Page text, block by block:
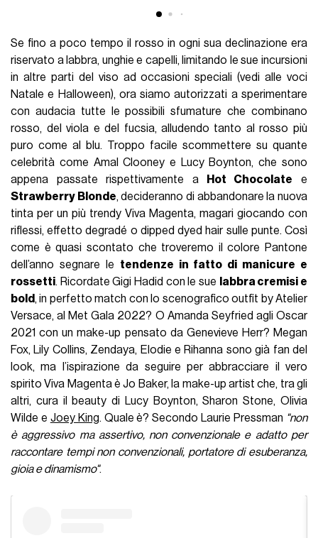
Se fino a poco tempo il rosso in ogni sua declinazione era
riservato a labbra, unghie e capelli, limitando le sue incursioni
in altre parti del viso ad occasioni speciali (vedi alle voci
Natale e Halloween), ora siamo autorizzati a sperimentare
con audacia tutte le possibili sfumature che combinano
rosso, del viola e del fucsia, alludendo tanto al rosso più
puro come al blu. Troppo facile scommettere su quante
celebrità come Amal Clooney e Lucy Boynton, che sono
appena passate rispettivamente a
Hot Chocolate e
Strawberry Blonde, decideranno di abbandonare la nuova
tinta per un più trendy Viva Magenta, magari giocando con
riflessi, effetto degradé o dipped dyed hair sulle punte. Così
come è quasi scontato che troveremo il colore Pantone
dell’anno segnare le tendenze in fatto di manicure e
rossetti. Ricordate Gigi Hadid con le sue
labbra cremisi e
bold , in perfetto match con lo scenografico outfit by Atelier
Versace, al Met Gala 2022? O Amanda Seyfried agli Oscar
2021 con un make-up pensato da Genevieve Herr? Megan
Fox, Lily Collins, Zendaya, Elodie e Rihanna sono già fan del
look, ma l’ispirazione da seguire per abbracciare il vero
spirito Viva Magenta è Jo Baker, la make-up artist che, tra gli
altri, cura il beauty di Lucy Boynton, Sharon Stone, Olivia
Wilde e Joey King. Quale è? Secondo Laurie Pressman "non
è aggressivo ma assertivo, non convenzionale e adatto per
raccontare tempi non convenzionali, portatore di esuberanza,
gioia e dinamismo".